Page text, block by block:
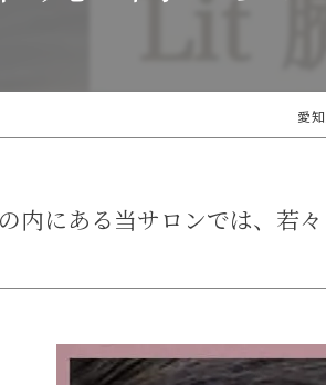
愛
内にある当サロンでは、若